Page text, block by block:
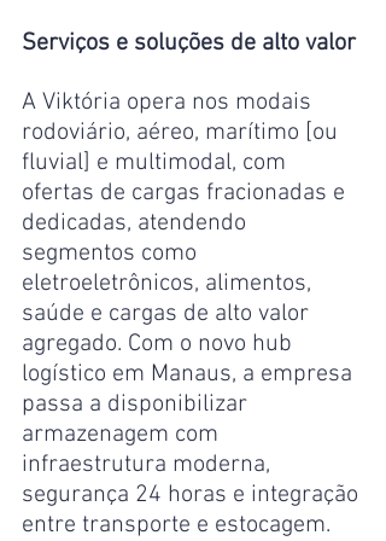
Serviços e soluções de alto valor
A Viktória opera nos modais
rodoviário, aéreo, marítimo [ou
fluvial] e multimodal, com
ofertas de cargas fracionadas e
dedicadas, atendendo
segmentos como
eletroeletrônicos, alimentos,
saúde e cargas de alto valor
agregado. Com o novo hub
logístico em Manaus, a empresa
passa a disponibilizar
armazenagem com
infraestrutura moderna,
segurança 24 horas e integração
entre transporte e estocagem.